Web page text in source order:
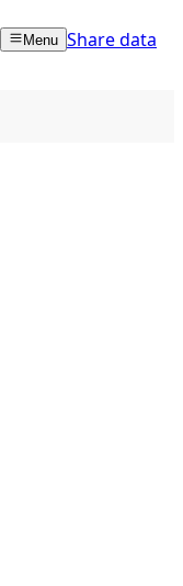
Menu Share data